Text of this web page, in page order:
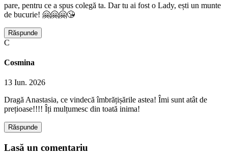
pare, pentru ce a spus colegă ta. Dar tu ai fost o Lady, ești un munte
de bucurie! 🤗🤗🤗😘
Răspunde
C
Cosmina
13 Iun. 2026
Dragă Anastasia, ce vindecă îmbrățișările astea! Îmi sunt atât de
prețioase!!!! Îți mulțumesc din toată inima!
Răspunde
Lasă un comentariu